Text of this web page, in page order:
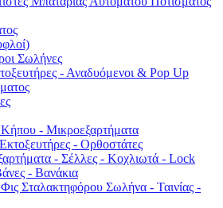
Σωλήνες
- Αναδυόμενοι & Pop Up
- Μικροεξαρτήματα
- Ορθοστάτες
- Σέλλες - Κοχλιωτά - Lock
- Βανάκια
Σταλακτηφόρου Σωλήνα - Ταινίας -